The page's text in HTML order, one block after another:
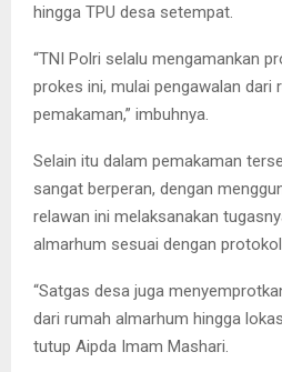
hingga TPU desa setempat.
“TNI Polri selalu mengamankan
prokes ini, mulai pengawalan dari
pemakaman,” imbuhnya.
Selain itu dalam pemakaman
sangat berperan, dengan
relawan ini melaksanakan
almarhum sesuai dengan
“Satgas desa juga
dari rumah almarhum hingga
tutup Aipda Imam Mashari.